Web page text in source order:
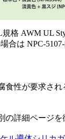
格 AWM UL
合は NPC-
食性が要求さ
の詳細ページを